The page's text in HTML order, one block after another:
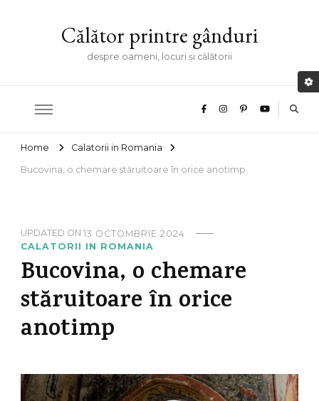
Călător printre gânduri
despre oameni, locuri și călătorii
Home Calatorii in Romania
Bucovina, o chemare stăruitoare în orice anotimp
UPDATED ON 13 OCTOMBRIE 2024
CALATORII IN ROMANIA
Bucovina, o chemare
stăruitoare în orice
anotimp